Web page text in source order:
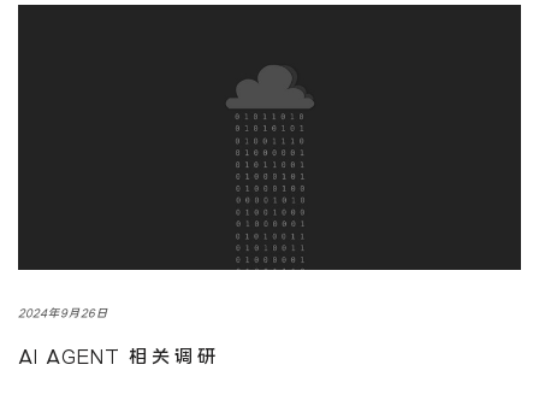
2024年9月26日
AI AGENT 相关调研